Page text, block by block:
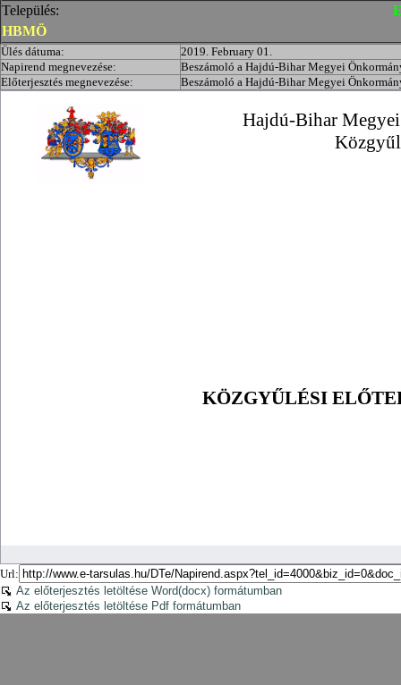
Település:
HBMÖ
Ülés dátuma:
2019. February 01.
Napirend megnevezése:
Beszámoló a Hajdú-Bihar Megyei
Előterjesztés megnevezése:
Beszámoló a Hajdú-Bihar Megyei
Url:
Az előterjesztés letöltése Word(docx) formátumban
Az előterjesztés letöltése Pdf formátumban